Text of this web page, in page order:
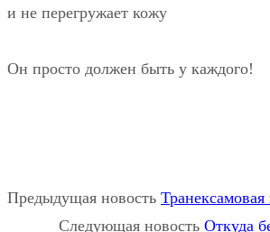
и не перегружает кожу
Он просто должен быть у каждого!
Предыдущая новость Транексамовая
Следующая новость Откуда